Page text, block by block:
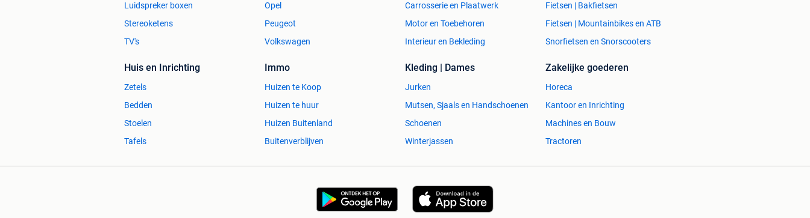
Luidspreker boxen
Stereoketens
TV's
Opel
Peugeot
Volkswagen
Carrosserie en Plaatwerk
Motor en Toebehoren
Interieur en Bekleding
Fietsen | Bakfietsen
Fietsen | Mountainbikes en ATB
Snorfietsen en Snorscooters
Huis en Inrichting
Zetels
Bedden
Stoelen
Tafels
Immo
Huizen te Koop
Huizen te huur
Huizen Buitenland
Buitenverblijven
Kleding | Dames
Jurken
Mutsen, Sjaals en Handschoenen
Schoenen
Winterjassen
Zakelijke goederen
Horeca
Kantoor en Inrichting
Machines en Bouw
Tractoren